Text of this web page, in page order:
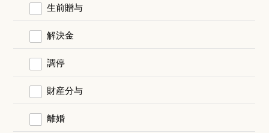
生前贈与
解決金
調停
財産分与
離婚